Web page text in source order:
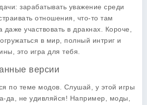
зарабатывать уважение среди
отношения, что-то там
даже участвовать в дракнах. Короче,
в мир, полный интриг и
это игра для тебя.
версии
по теме модов. Слушай, у этой игры
да, не удивляйся! Например, моды,